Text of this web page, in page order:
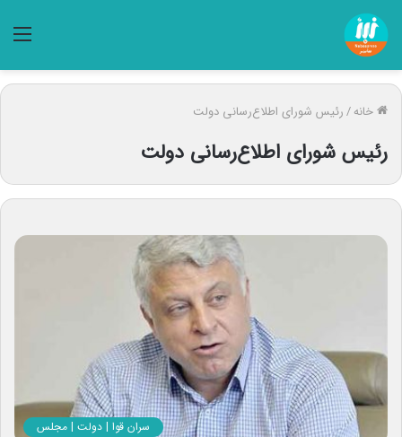
خانه/رئیس شورای اطلاع‌رسانی دولت
رئیس شورای اطلاع‌رسانی دولت
سران قوا | دولت | مجلس